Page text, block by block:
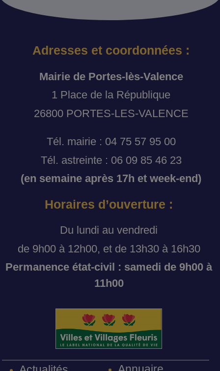
Adresses et coordonnées :
Mairie de Portes-lès-Valence
1 Place de la République
26800 PORTES-LES-VALENCE
Tél. mairie : 04 75 57 95 00
Tél. astreinte : 06 09 85 46 23
(en semaine après 17h et week-end)
Horaires d’ouverture :
Du lundi au vendredi
de 9h00 à 12h00, et de 13h30 à 16h30
Permanence état-civil : samedi de 9h00 à
11h00